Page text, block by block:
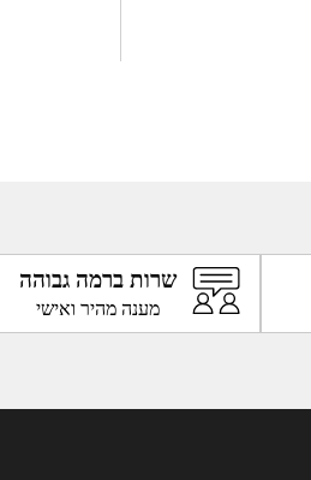
שרות ברמה גבוהה
מענה מהיר ואישי